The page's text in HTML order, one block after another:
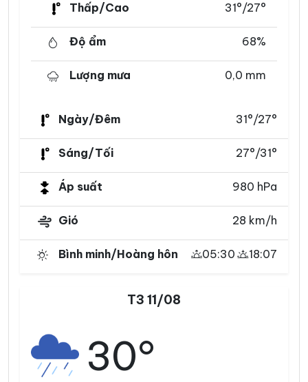
Thấp/Cao
31°/27°
Độ ẩm 68%
Lượng mưa 0,0 mm
Ngày/Đêm 31°/27°
Sáng/Tối 27°/31°
Áp suất 980 hPa
Gió 28 km/h
Bình minh/Hoàng hôn 05:30 18:07
T3 11/08
30°